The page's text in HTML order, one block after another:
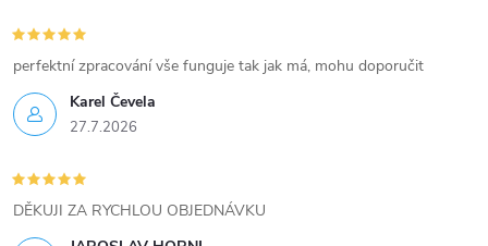
Karel Čevela
27.7.2026
perfektní zpracování vše funguje tak jak má, mohu doporučit
DĚKUJI ZA RYCHLOU OBJEDNÁVKU